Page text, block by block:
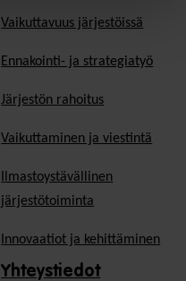
Vaikuttavuus järjestöissä
Ennakointi- ja strategiatyö
Järjestön rahoitus
Vaikuttaminen ja viestintä
Ilmastoystävällinen
järjestötoiminta
Innovaatiot ja kehittäminen
Yhteystiedot